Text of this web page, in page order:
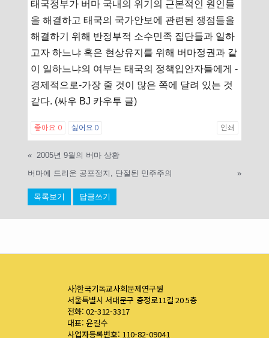
태국정부가 버마 국내의 위기의 근본적인 원인들
을 해결하고 태국의 국가안보에 관련된 쟁점들을
해결하기 위해 반정부적 소수민족 집단들과 일하
고자 하느냐 혹은 현상유지를 위해 버마정권과 같
이 일하느냐의 여부는 태국의 정책입안자들에게 -
경제적으로-가장 줄 것이 많은 쪽에 달려 있는 것
같다. (싸우 BJ 카우투 글)
좋아요 0 싫어요 0 인쇄
« 2005년 9월의 버마 상황
버마에 드리운 공포정지, 단절된 민주주의
»
목록보기 답글쓰기
사)한국기독교사회문제연구원
서울특별시 서대문구 충정로11길 20 5층
전화: 02-312-3317
대표: 윤길수
사업자등록번호: 110-82-09041